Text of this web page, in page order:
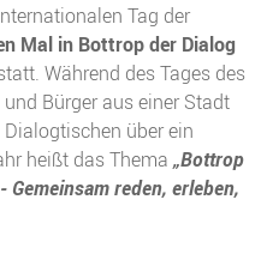
Tag der
Mal in Bottrop der Dialog
Während des Tages des
Bürger aus einer Stadt
über ein
heißt das Thema „Bottrop
reden, erleben,